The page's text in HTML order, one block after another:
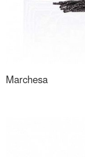
Marchesa